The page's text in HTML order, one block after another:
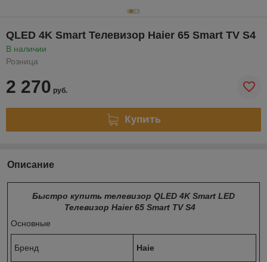
QLED 4K Smart Телевизор Haier 65 Smart TV S4
В наличии
Розница
2 270 руб.
Купить
Описание
Быстро купить телевизор QLED 4K Smart LED
Телевизор Haier 65 Smart TV S4
Основные
Бренд Haie